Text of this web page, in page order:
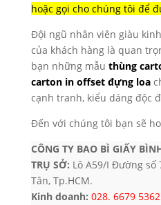
hoặc gọi cho chúng tôi để
Đội ngũ nhân viên giàu
của khách hàng là quan
bạn những mẫu thùng
carton in offset đựng loa
cạnh tranh, kiểu dáng độc
Đến với chúng tôi bạn sẽ
CÔNG TY BAO BÌ GIẤY
TRỤ SỞ: Lô A59/I Đường số
Tân, Tp.HCM.
Kinh doanh: 028. 6679 5362